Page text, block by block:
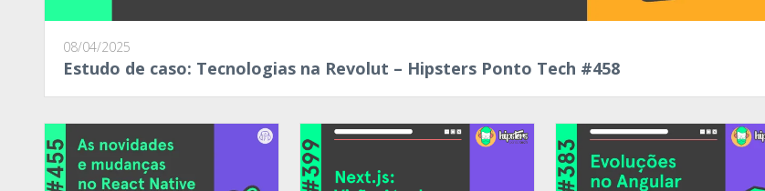
08/04/2025
Estudo de caso: Tecnologias na Revolut – Hipsters Ponto Tech #458